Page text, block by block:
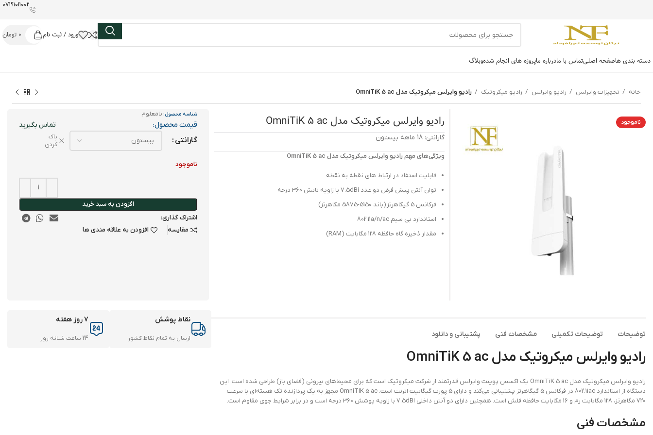
07191011002
ورود / ثبت نام 0 تومان
دسته بندی هاصفحه اصلیتماس با مادرباره ماپروژه های انجام شدهوبلاگ
خانه تجهیزات وایرلس رادیو وایرلس رادیو میکروتیک رادیو وایرلس میکروتیک مدل OmniTiK 5 ac
ناموجود رادیو وایرلس میکروتیک مدل OmniTiK 5 ac
گارانتی: 18 ماهه بیستون
ویژگی‌های مهم رادیو وایرلس میکروتیک مدل OmniTiK 5 ac
قابلیت استفاد در ارتباط های نقطه به نقطه
توان آنتن پیش فرض دو عدد 7.5dBi با زاویه تابش 360 درجه
فرکانس 5 گیگاهرتز (باند 5150-5875 مگاهرتز)
استاندارد بی سیم 802.11a/n/ac
مقدار ذخیره گاه حافظه 128 مگابایت (RAM)
شناسه محصول: نامعلوم
قیمت محصول:
گارانتی
پاک
کردن
ناموجود
افزودن به سبد خرید
اشتراک گذاری:
مقایسه
افزودن به علاقه مندی ها
توضیحات توضیحات تکمیلی مشخصات فنی پشتیبانی و دانلود
رادیو وایرلس میکروتیک مدل OmniTiK 5 ac
رادیو وایرلس میکروتیک مدل OmniTiK 5 ac یک اکسس پوینت وایرلس قدرتمند از شرکت میکروتیک است که برای محیط‌های بیرونی (فضای باز) طراحی شده است. این
دستگاه از استاندارد 802.11ac در فرکانس 5 گیگاهرتز پشتیبانی می‌کند و دارای 5 پورت گیگابیت اترنت است. OmniTIK 5 ac مجهز به یک پردازنده تک هسته‌ای با سرعت
720 مگاهرتز، 128 مگابایت رم و 16 مگابایت حافظه فلش است. همچنین دارای دو آنتن داخلی 7.5dBi با زاویه پوشش 360 درجه است و در برابر شرایط جوی مقاوم است.
مشخصات فنی
نقاط پوشش
ارسال به تمام نقاط کشور
7 روز هفته
24 ساعت شبانه روز